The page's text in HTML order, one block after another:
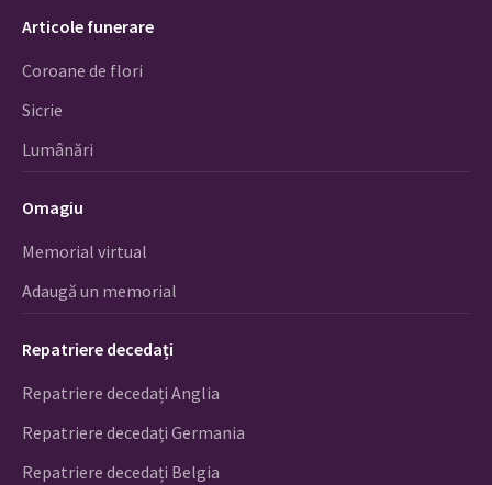
Articole funerare
Coroane de flori
Sicrie
Lumânări
Omagiu
Memorial virtual
Adaugă un memorial
Repatriere decedați
Repatriere decedați Anglia
Repatriere decedați Germania
Repatriere decedați Belgia